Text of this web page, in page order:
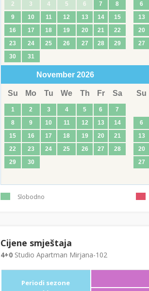
2
3 4 5 6 7
8
9
10 11 12 13 14
15
16
17 18 19 20 21
22
23
24 25 26 27 28
29
30
31
6
13
20
27
November 2026
Su Mo Tu We Th Fr Sa
1 2 3 4 5 6
7
8
9 10 11 12 13
14
15
16 17 18 19 20
21
22
23 24 25 26 27
28
29
30
Su
6
13
20
27
Slobodno
Cijene smještaja
4+0Studio Apartman Mirjana-102
Periodi sezone